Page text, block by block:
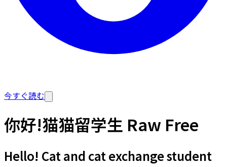
今すぐ読む
你好!猫猫留学生 Raw Free
Hello! Cat and cat exchange student